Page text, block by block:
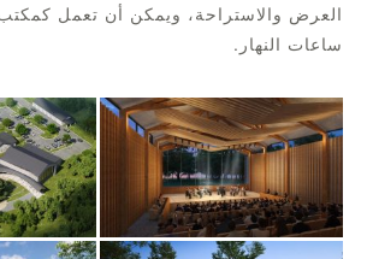
العرض والاستراحة، ويمكن أن تعمل
ساعات النهار.